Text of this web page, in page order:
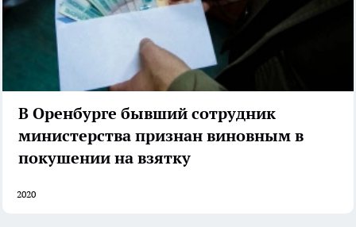
В Оренбурге бывший сотрудник
министерства признан виновным в
покушении на взятку
2020